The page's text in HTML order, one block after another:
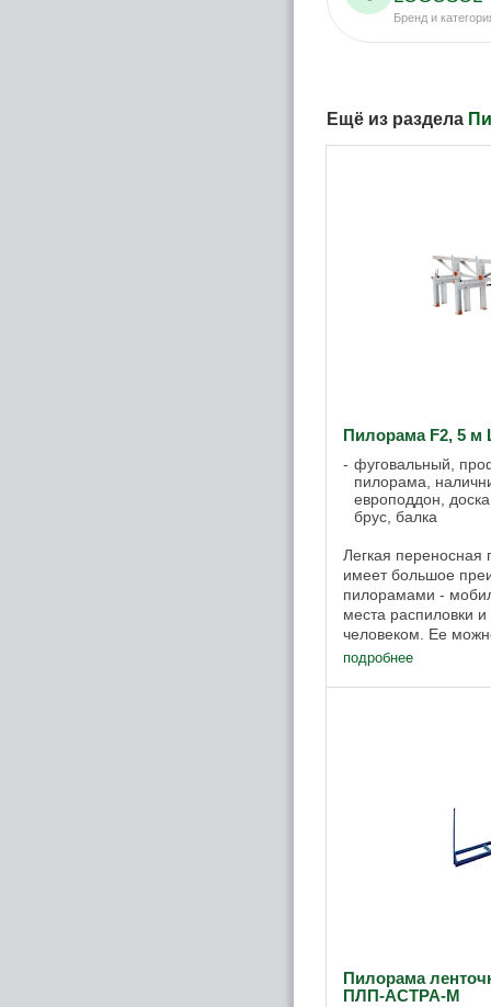
Бренд и
Ещё из раздела
Пилорама F2, 5 м
фуговальный,
пилорама,
европоддон,
брус, балка
Легкая
имеет большое
пилорамами -
места распиловки
человеком. Ее
автомобиля.
подробнее
Пилорама
ПЛП-АСТРА-М